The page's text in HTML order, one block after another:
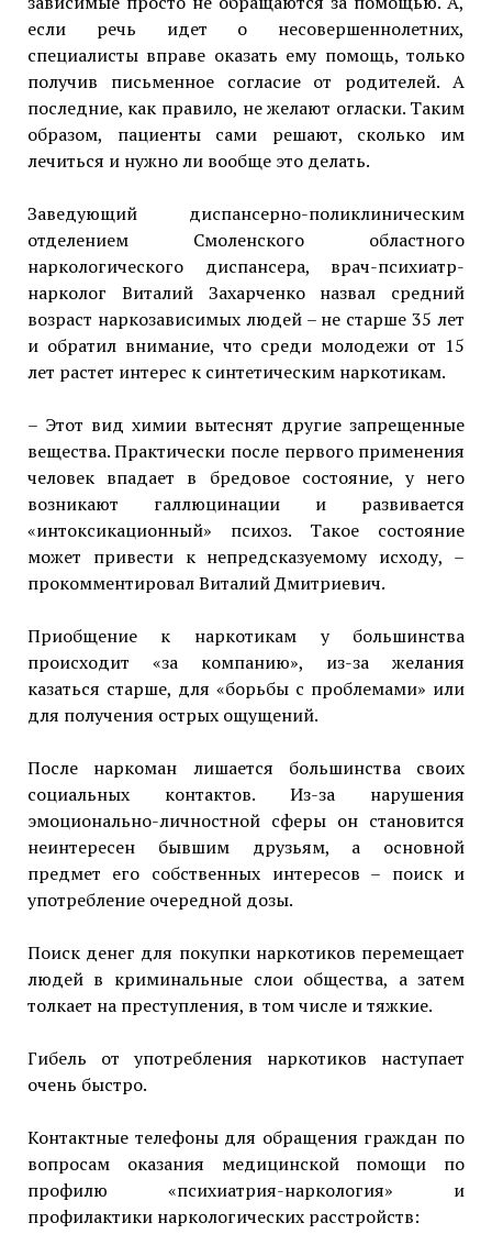
если речь идет о несовершеннолетних,
специалисты вправе оказать ему помощь, только
получив письменное согласие от родителей. А
последние, как правило, не желают огласки. Таким
образом, пациенты сами решают, сколько им
лечиться и нужно ли вообще это делать.
Заведующий диспансерно-поликлиническим
отделением Смоленского областного
наркологического диспансера, врач-психиатр-
нарколог Виталий Захарченко назвал средний
возраст наркозависимых людей – не старше 35 лет
и обратил внимание, что среди молодежи от 15
лет растет интерес к синтетическим наркотикам.
– Этот вид химии вытеснят другие запрещенные
вещества. Практически после первого применения
человек впадает в бредовое состояние, у него
возникают галлюцинации и развивается
«интоксикационный» психоз. Такое состояние
может привести к непредсказуемому исходу, –
прокомментировал Виталий Дмитриевич.
Приобщение к наркотикам у большинства
происходит «за компанию», из-за желания
казаться старше, для «борьбы с проблемами» или
для получения острых ощущений.
После наркоман лишается большинства своих
социальных контактов. Из-за нарушения
эмоционально-личностной сферы он становится
неинтересен бывшим друзьям, а основной
предмет его собственных интересов – поиск и
употребление очередной дозы.
Поиск денег для покупки наркотиков перемещает
людей в криминальные слои общества, а затем
толкает на преступления, в том числе и тяжкие.
Гибель от употребления наркотиков наступает
очень быстро.
Контактные телефоны для обращения граждан по
вопросам оказания медицинской помощи по
профилю «психиатрия-наркология» и
профилактики наркологических расстройств: